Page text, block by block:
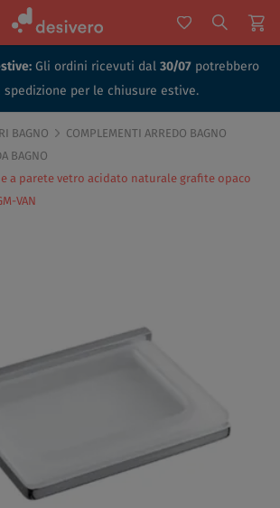
Gli ordini ricevuti dal 30/07 potrebbero
per le chiusure estive.
BAGNO
COMPLEMENTI ARREDO BAGNO
BAGNO
a parete vetro acidato naturale grafite opaco
VAN